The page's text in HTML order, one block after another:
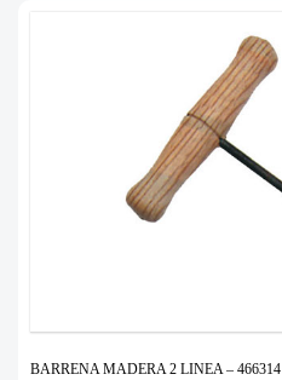
BARRENA MADERA 2 LINEA – 466314